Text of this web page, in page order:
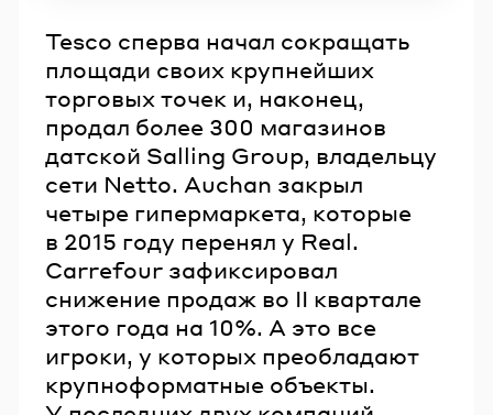
Tesco сперва начал сокращать
площади своих крупнейших
торговых точек и, наконец,
продал более 300 магазинов
датской Salling Group, владельцу
сети Netto. Auchan закрыл
четыре гипермаркета, которые
в 2015 году перенял у Real.
Carrefour зафиксировал
снижение продаж во II квартале
этого года на 10%. А это все
игроки, у которых преобладают
крупноформатные объекты.